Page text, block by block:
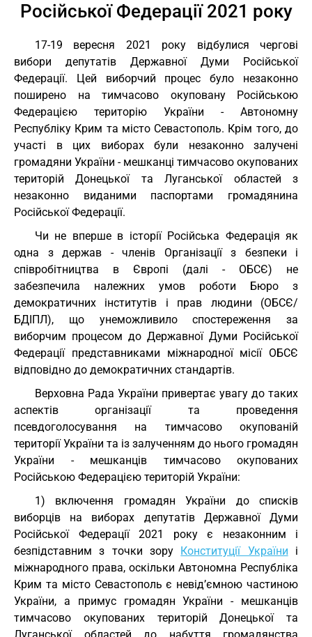
Російської Федерації 2021 року
17-19 вересня 2021 року відбулися чергові
вибори депутатів Державної Думи Російської
Федерації. Цей виборчий процес було незаконно
поширено на тимчасово окуповану Російською
Федерацією територію України - Автономну
Республіку Крим та місто Севастополь. Крім того, до
участі в цих виборах були незаконно залучені
громадяни України - мешканці тимчасово окупованих
територій Донецької та Луганської областей з
незаконно виданими паспортами громадянина
Російської Федерації.
Чи не вперше в історії Російська Федерація як
одна з держав - членів Організації з безпеки і
співробітництва в Європі (далі - ОБСЄ) не
забезпечила належних умов роботи Бюро з
демократичних інститутів і прав людини (ОБСЄ/
БДІПЛ), що унеможливило спостереження за
виборчим процесом до Державної Думи Російської
Федерації представниками міжнародної місії ОБСЄ
відповідно до демократичних стандартів.
Верховна Рада України привертає увагу до таких
аспектів організації та проведення
псевдоголосування на тимчасово окупованій
території України та із залученням до нього громадян
України - мешканців тимчасово окупованих
Російською Федерацією територій України:
1) включення громадян України до списків
виборців на виборах депутатів Державної Думи
Російської Федерації 2021 року є незаконним і
безпідставним з точки зору Конституції України і
міжнародного права, оскільки Автономна Республіка
Крим та місто Севастополь є невід’ємною частиною
України, а примус громадян України - мешканців
тимчасово окупованих територій Донецької та